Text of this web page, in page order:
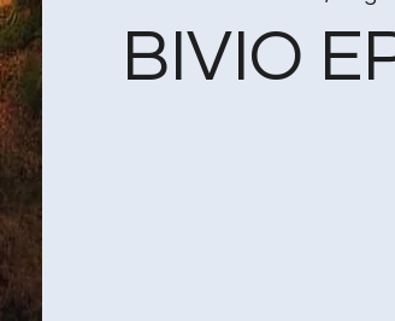
BIVIO